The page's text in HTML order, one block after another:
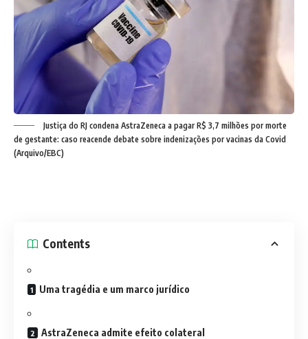
Justiça do RJ condena AstraZeneca a pagar R$ 3,7 milhões por morte
de gestante: caso reacende debate sobre indenizações por vacinas da Covid
(Arquivo/EBC)
Contents
Uma tragédia e um marco jurídico
AstraZeneca admite efeito colateral